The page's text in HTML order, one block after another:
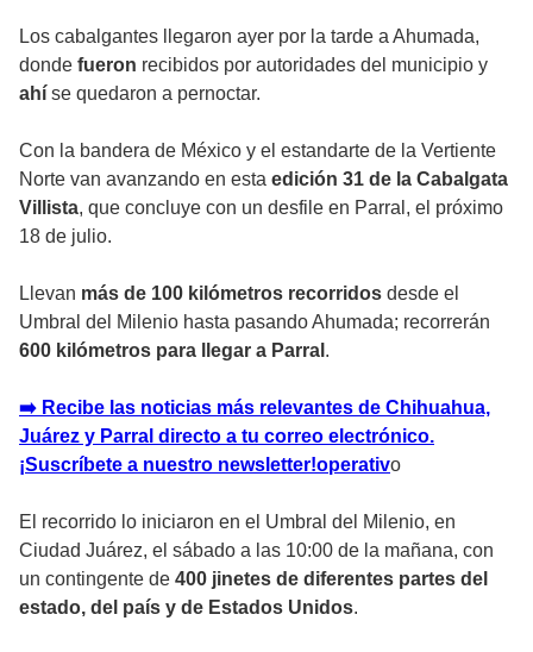
Los cabalgantes llegaron ayer por la tarde a Ahumada,
donde fueron recibidos por autoridades del municipio y
ahí se quedaron a pernoctar.
Con la bandera de México y el estandarte de la Vertiente
Norte van avanzando en esta edición 31 de la Cabalgata
Villista, que concluye con un desfile en Parral, el próximo
18 de julio.
Llevan más de 100 kilómetros recorridos desde el
Umbral del Milenio hasta pasando Ahumada; recorrerán
600 kilómetros para llegar a Parral .
➡️ Recibe las noticias más relevantes de Chihuahua,
Juárez y Parral directo a tu correo electrónico.
¡Suscríbete a nuestro newsletter!operativo
El recorrido lo iniciaron en el Umbral del Milenio, en
Ciudad Juárez, el sábado a las 10:00 de la mañana, con
un contingente de 400 jinetes de diferentes partes del
estado, del país y de Estados Unidos.